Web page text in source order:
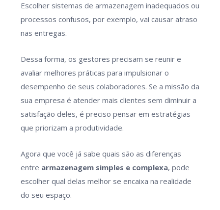
Escolher sistemas de armazenagem inadequados ou
processos confusos, por exemplo, vai causar atraso
nas entregas.
Dessa forma, os gestores precisam se reunir e
avaliar melhores práticas para impulsionar o
desempenho de seus colaboradores. Se a missão da
sua empresa é atender mais clientes sem diminuir a
satisfação deles, é preciso pensar em estratégias
que priorizam a produtividade.
Agora que você já sabe quais são as diferenças
entre armazenagem simples e complexa, pode
escolher qual delas melhor se encaixa na realidade
do seu espaço.